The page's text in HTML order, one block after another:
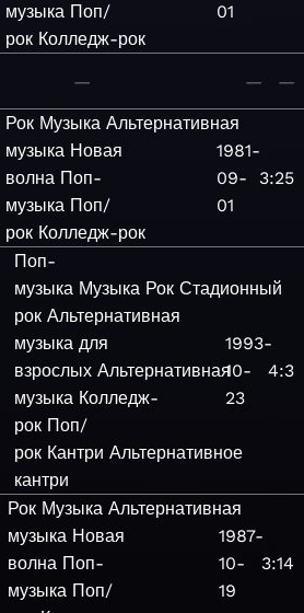
музыка Поп/
рок Колледж-рок
01
— — —
Рок Музыка Альтернативная
музыка Новая
волна Поп-
музыка Поп/
рок Колледж-рок
1981-
09-
01
3:25
Поп-
музыка Музыка Рок Стадионный
рок Альтернативная
музыка для
взрослых Альтернативная
музыка Колледж-
рок Поп/
рок Кантри Альтернативное
кантри
1993-
10-
23
4:3
Рок Музыка Альтернативная
музыка Новая
волна Поп-
музыка Поп/
1987-
10-
19
3:14